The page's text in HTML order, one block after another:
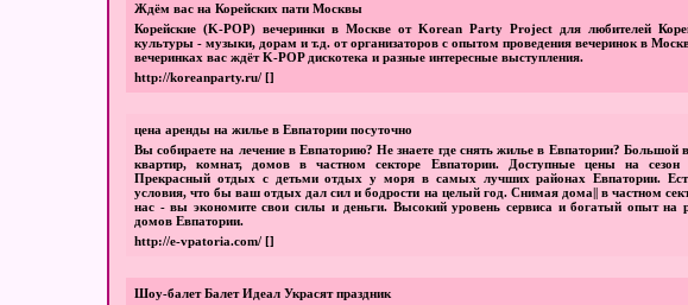
Ждём вас на Корейских пати Москвы
Корейские (K-POP) вечеринки в Москве от Korean Party Project для любителей
культуры - музыки, дорам и т.д. от организаторов с опытом проведения вечеринок в
вечеринках вас ждёт K-POP дискотека и разные интересные выступления.
http://koreanparty.ru/ []
цена аренды на жилье в Евпатории посуточно
Вы собираете на лечение в Евпаторию? Не знаете где снять жилье в Евпатории? Большой
квартир, комнат, домов в частном секторе Евпатории. Доступные цены на сезон
Прекрасный отдых с детьми отдых у моря в самых лучших районах Евпатории.
условия, что бы ваш отдых дал сил и бодрости на целый год. Снимая дома|| в частном
нас - вы экономите свои силы и деньги. Высокий уровень сервиса и богатый опыт на
домов Евпатории.
http://e-vpatoria.com/ []
Шоу-балет Балет Идеал Украсят праздник